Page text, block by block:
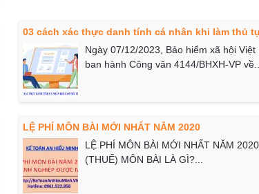
03 cách xác thực danh tính cá nhân khi làm thủ
Ngày 07/12/2023, Bảo hiểm xã hội Việt
ban hành Công văn 4144/BHXH-VP về...
LỆ PHÍ MÔN BÀI MỚI NHẤT NĂM 2020
LỆ PHÍ MÔN BÀI MỚI NHẤT NĂM
(THUẾ) MÔN BÀI LÀ GÌ?...